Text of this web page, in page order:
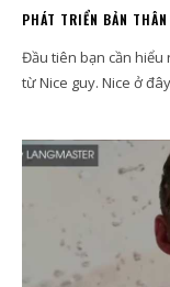
PHÁT TRIỂN BẢN THÂN
Đầu tiên bạn cần hiểu
từ Nice guy. Nice ở